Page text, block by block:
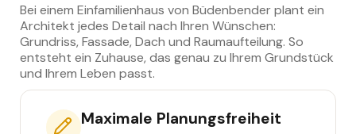
Bei einem Einfamilienhaus von Büdenbender plant ein
Architekt jedes Detail nach Ihren Wünschen:
Grundriss, Fassade, Dach und Raumaufteilung. So
entsteht ein Zuhause, das genau zu Ihrem Grundstück
und Ihrem Leben passt.
Maximale Planungsfreiheit